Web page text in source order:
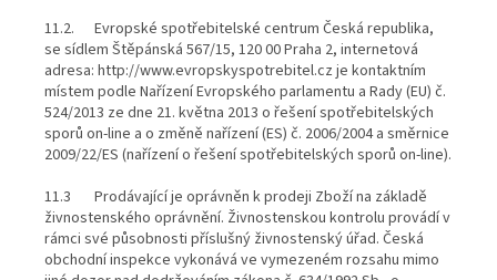
11.2. Evropské spotřebitelské centrum Česká republika,
se sídlem Štěpánská 567/15, 120 00 Praha 2, internetová
adresa: http://www.evropskyspotrebitel.cz je kontaktním
místem podle Nařízení Evropského parlamentu a Rady (EU) č.
524/2013 ze dne 21. května 2013 o řešení spotřebitelských
sporů on-line a o změně nařízení (ES) č. 2006/2004 a směrnice
2009/22/ES (nařízení o řešení spotřebitelských sporů on-line).
11.3 Prodávající je oprávněn k prodeji Zboží na základě
živnostenského oprávnění. Živnostenskou kontrolu provádí v
rámci své působnosti příslušný živnostenský úřad. Česká
obchodní inspekce vykonává ve vymezeném rozsahu mimo